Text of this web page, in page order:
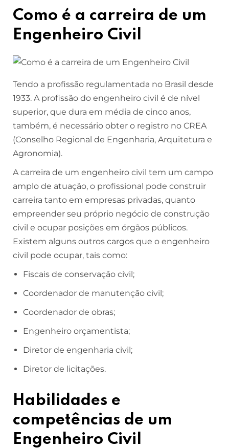
Como é a carreira de um
Engenheiro Civil
Tendo a profissão regulamentada no Brasil desde
1933. A profissão do engenheiro civil é de nível
superior, que dura em média de cinco anos,
também, é necessário obter o registro no CREA
(Conselho Regional de Engenharia, Arquitetura e
Agronomia).
A carreira de um engenheiro civil tem um campo
amplo de atuação, o profissional pode construir
carreira tanto em empresas privadas, quanto
empreender seu próprio negócio de construção
civil e ocupar posições em órgãos públicos.
Existem alguns outros cargos que o engenheiro
civil pode ocupar, tais como:
Fiscais de conservação civil;
Coordenador de manutenção civil;
Coordenador de obras;
Engenheiro orçamentista;
Diretor de engenharia civil;
Diretor de licitações.
Habilidades e
competências de um
Engenheiro Civil